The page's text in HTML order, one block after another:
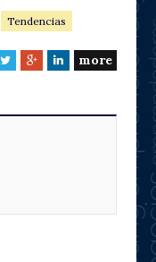
Tendencias
T
G
L
more